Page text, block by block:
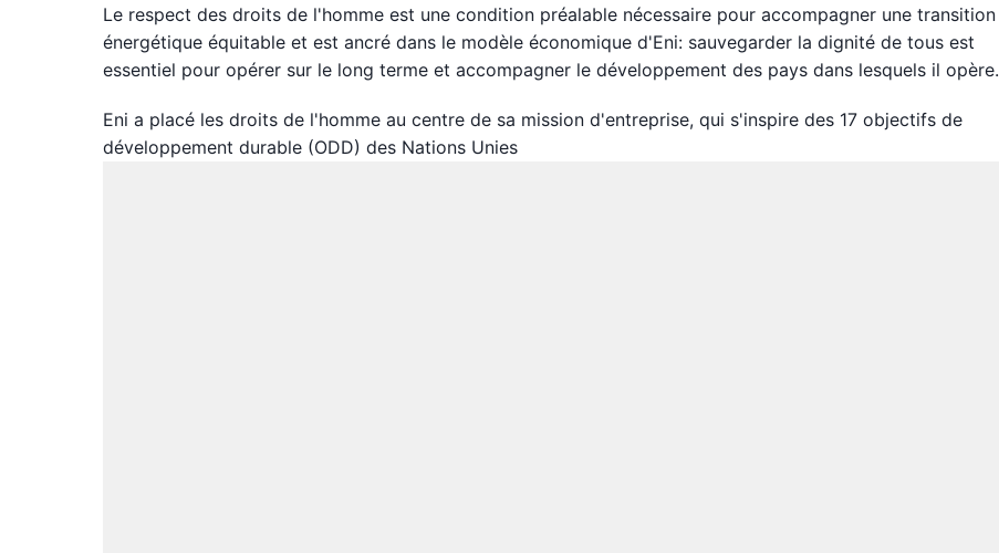
Le respect des droits de l'homme est une condition préalable nécessaire pour accompagner une transition
énergétique équitable et est ancré dans le modèle économique d'Eni: sauvegarder la dignité de tous est
essentiel pour opérer sur le long terme et accompagner le développement des pays dans lesquels il opère.
Eni a placé les droits de l'homme au centre de sa mission d'entreprise, qui s'inspire des 17 objectifs de
développement durable (ODD) des Nations Unies